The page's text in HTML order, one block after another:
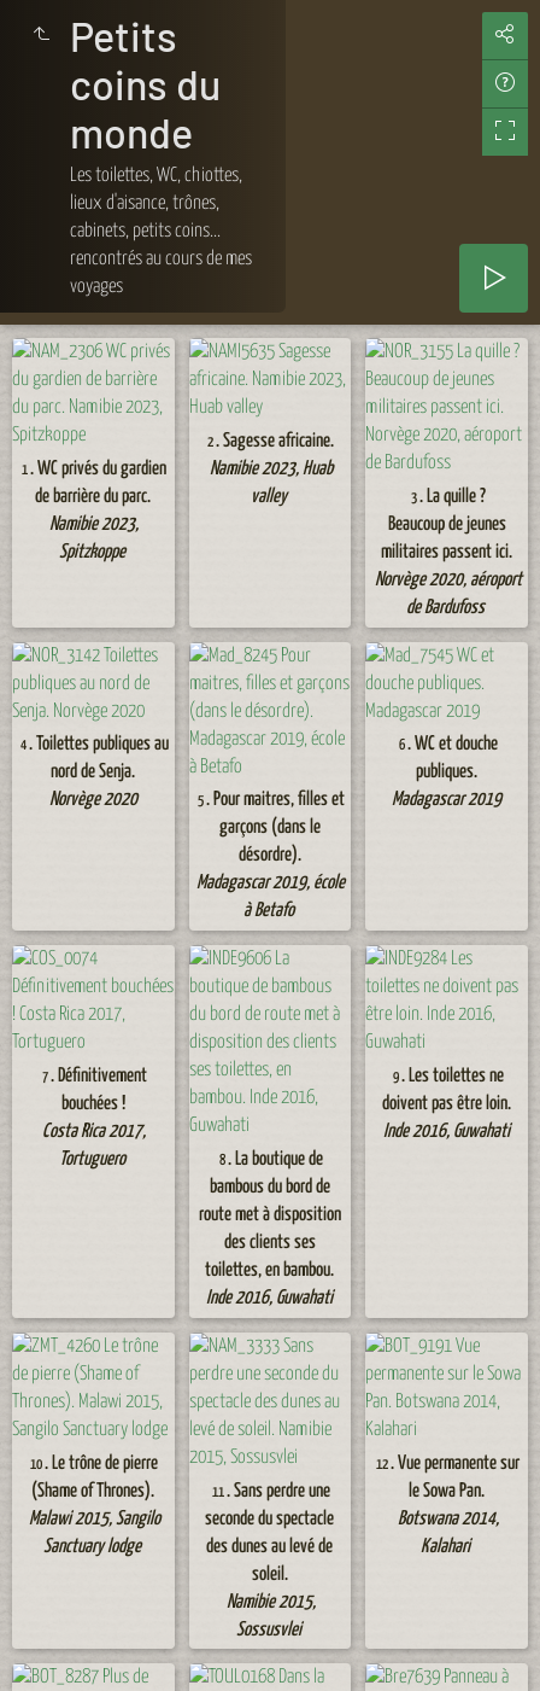
Petits
coins du
monde
Les toilettes, WC, chiottes,
lieux d'aisance, trônes,
cabinets, petits coins...
rencontrés au cours de mes
voyages
1. WC privés du gardien
de barrière du parc.
Namibie 2023,
Spitzkoppe
2. Sagesse africaine.
Namibie 2023, Huab
valley
3. La quille ?
Beaucoup de jeunes
militaires passent ici.
Norvège 2020, aéroport
de Bardufoss
4. Toilettes publiques au
nord de Senja.
Norvège 2020
5. Pour maitres, filles et
garçons (dans le
désordre).
Madagascar 2019, école
à Betafo
6. WC et douche
publiques.
Madagascar 2019
7. Définitivement
bouchées !
Costa Rica 2017,
Tortuguero
8. La boutique de
bambous du bord de
route met à disposition
des clients ses
toilettes, en bambou.
Inde 2016, Guwahati
9. Les toilettes ne
doivent pas être loin.
Inde 2016, Guwahati
10. Le trône de pierre
(Shame of Thrones).
Malawi 2015, Sangilo
Sanctuary lodge
11. Sans perdre une
seconde du spectacle
des dunes au levé de
soleil.
Namibie 2015,
Sossusvlei
12. Vue permanente sur
le Sowa Pan.
Botswana 2014,
Kalahari